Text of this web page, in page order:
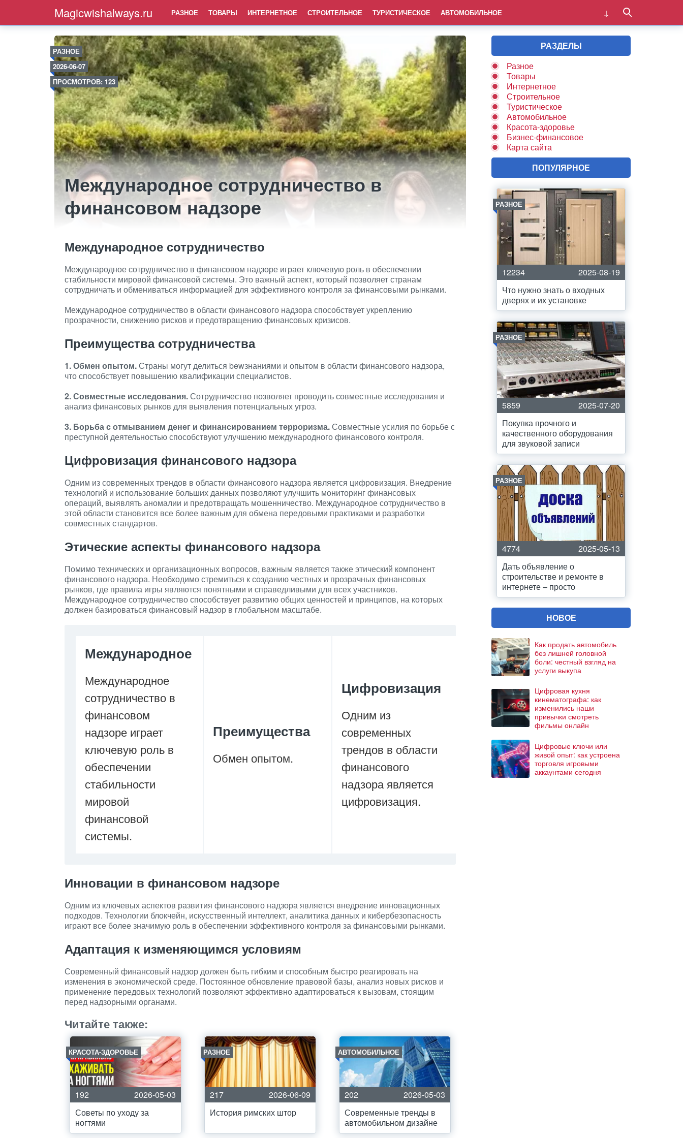
Magicwishalways.ru РАЗНОЕ ТОВАРЫ ИНТЕРНЕТНОЕ СТРОИТЕЛЬНОЕ ТУРИСТИЧЕСКОЕ АВТОМОБИЛЬНОЕ
РАЗНОЕ
2026-06-07
ПРОСМОТРОВ: 123
Международное сотрудничество в
финансовом надзоре
Международное сотрудничество
Международное сотрудничество в финансовом надзоре играет ключевую роль в обеспечении
стабильности мировой финансовой системы. Это важный аспект, который позволяет странам
сотрудничать и обмениваться информацией для эффективного контроля за финансовыми рынками.
Международное сотрудничество в области финансового надзора способствует укреплению
прозрачности, снижению рисков и предотвращению финансовых кризисов.
Преимущества сотрудничества
1. Обмен опытом.Страны могут делиться bewзнаниями и опытом в области финансового надзора,
что способствует повышению квалификации специалистов.
2. Совместные исследования.Сотрудничество позволяет проводить совместные исследования и
анализ финансовых рынков для выявления потенциальных угроз.
3. Борьба с отмыванием денег и финансированием терроризма.Совместные усилия по борьбе с
преступной деятельностью способствуют улучшению международного финансового контроля.
Цифровизация финансового надзора
Одним из современных трендов в области финансового надзора является цифровизация. Внедрение
технологий и использование больших данных позволяют улучшить мониторинг финансовых
операций, выявлять аномалии и предотвращать мошенничество. Международное сотрудничество в
этой области становится все более важным для обмена передовыми практиками и разработки
совместных стандартов.
Этические аспекты финансового надзора
Помимо технических и организационных вопросов, важным является также этический компонент
финансового надзора. Необходимо стремиться к созданию честных и прозрачных финансовых
рынков, где правила игры являются понятными и справедливыми для всех участников.
Международное сотрудничество способствует развитию общих ценностей и принципов, на которых
должен базироваться финансовый надзор в глобальном масштабе.
Международное
Международное
сотрудничество в
финансовом
надзоре играет
ключевую роль в
обеспечении
стабильности
мировой
финансовой
системы.
Преимущества
Обмен опытом.
Цифровизация
Одним из
современных
трендов в области
финансового
надзора является
цифровизация.
Инновации в финансовом надзоре
Одним из ключевых аспектов развития финансового надзора является внедрение инновационных
подходов. Технологии блокчейн, искусственный интеллект, аналитика данных и кибербезопасность
играют все более значимую роль в обеспечении эффективного контроля за финансовыми рынками.
Адаптация к изменяющимся условиям
Современный финансовый надзор должен быть гибким и способным быстро реагировать на
изменения в экономической среде. Постоянное обновление правовой базы, анализ новых рисков и
применение передовых технологий позволяют эффективно адаптироваться к вызовам, стоящим
перед надзорными органами.
Читайте также:
КРАСОТА-ЗДОРОВЬЕ
192
2026-05-03
Советы по уходу за
ногтями
РАЗНОЕ
217
2026-06-09
История римских штор
АВТОМОБИЛЬНОЕ
202
2026-05-03
Современные тренды в
автомобильном дизайне
РАЗДЕЛЫ
Разное
Товары
Интернетное
Строительное
Туристическое
Автомобильное
Красота-здоровье
Бизнес-финансовое
Карта сайта
ПОПУЛЯРНОЕ
РАЗНОЕ
12234
2025-08-19
Что нужно знать о входных
дверях и их установке
РАЗНОЕ
5859
2025-07-20
Покупка прочного и
качественного оборудования
для звуковой записи
РАЗНОЕ
4774
2025-05-13
Дать объявление о
строительстве и ремонте в
интернете – просто
НОВОЕ
Как продать автомобиль
без лишней головной
боли: честный взгляд на
услуги выкупа
Цифровая кухня
кинематографа: как
изменились наши
привычки смотреть
фильмы онлайн
Цифровые ключи или
живой опыт: как устроена
торговля игровыми
аккаунтами сегодня